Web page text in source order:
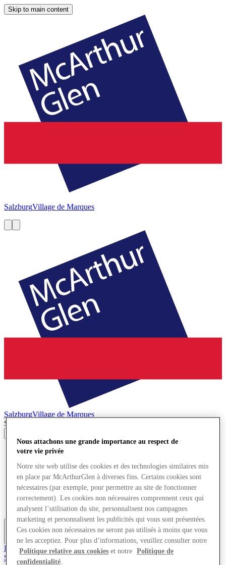
Skip to main content
SalzburgVillage de Marques
SalzburgVillage de Marques
Search input
Magasins
Planifiez votre visite
Quoi de neuf
Mangez et buvez
Cartes cadeaux
Services
Plus
Le Club
Sauvé
Nous attachons une grande importance au respect de
votre vie privée
Notre site web utilise des cookies et des technologies similaires mis
en place par McArthurGlen à diverses fins. Certains cookies sont
nécessaires (par exemple, pour permettre au site de fonctionner
correctement). Les cookies non nécessaires comprennent ceux qui
analysent l’utilisation du site, personnalisent nos campagnes
marketing et personnalisent les publicités qui vous sont présentées.
Ces cookies non nécessaires ne seront pas utilisés à moins que vous
ne les acceptiez. Pour plus d’informations, veuillez consulter notre
Politique relative aux cookies et notre
Politique de
confidentialité.